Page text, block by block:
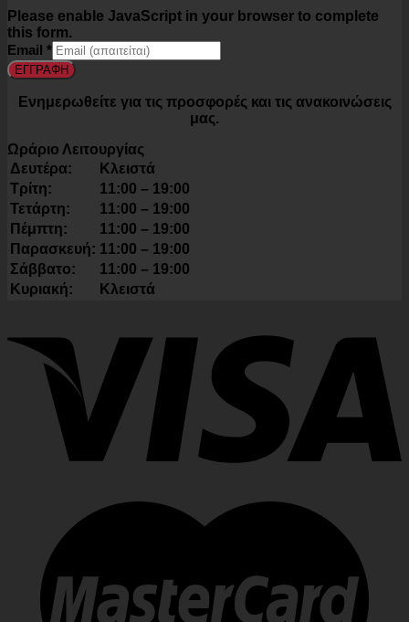
Please enable JavaScript in your browser to complete
this form.
Email *
ΕΓΓΡΑΦΗ
Ενημερωθείτε για τις προσφορές και τις ανακοινώσεις
μας.
Ωράριο Λειτουργίας
Δευτέρα:
Κλειστά
Τρίτη:
11:00 – 19:00
Τετάρτη:
11:00 – 19:00
Πέμπτη:
11:00 – 19:00
Παρασκευή: 11:00 – 19:00
Σάββατο:
11:00 – 19:00
Κυριακή:
Κλειστά